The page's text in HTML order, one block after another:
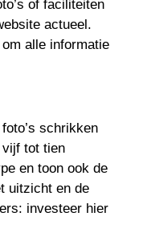
of faciliteiten
actueel.
alle informatie
schrikken
tot tien
en toon ook de
uitzicht en de
investeer hier